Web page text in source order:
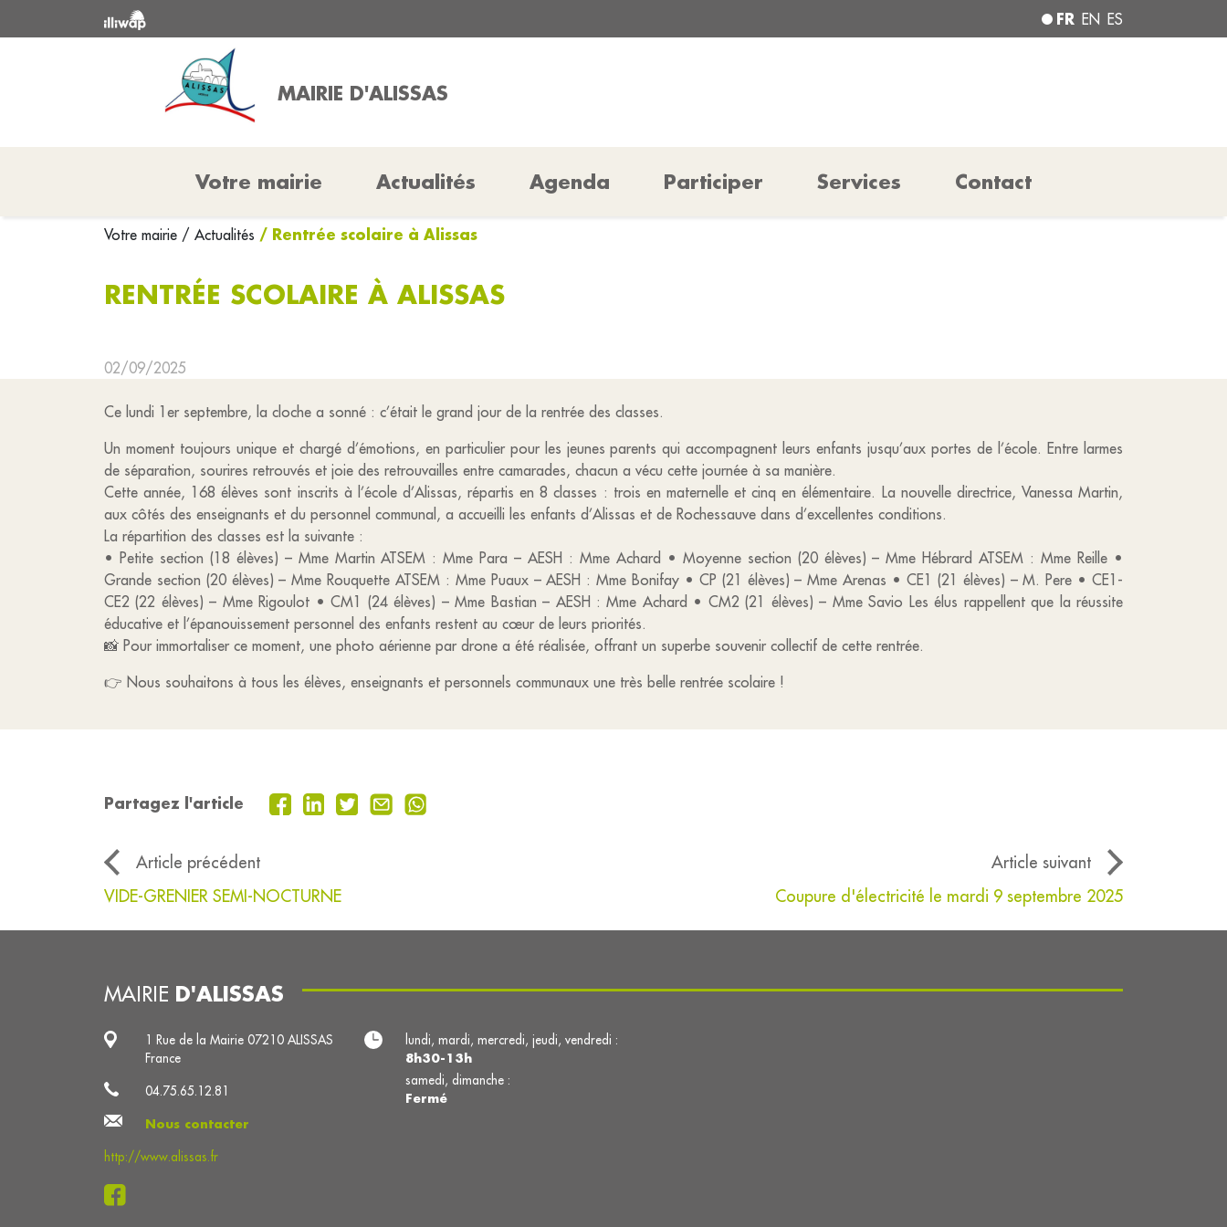
FR EN ES
MAIRIE D'ALISSAS
Votre mairie Actualités Agenda Participer Services Contact
Votre mairie / Actualités / Rentrée scolaire à Alissas
RENTRÉE SCOLAIRE À ALISSAS
02/09/2025
Ce lundi 1er septembre, la cloche a sonné : c’était le grand jour de la rentrée des classes.
Un moment toujours unique et chargé d’émotions, en particulier pour les jeunes parents qui accompagnent leurs enfants jusqu’aux portes de l’école. Entre larmes
de séparation, sourires retrouvés et joie des retrouvailles entre camarades, chacun a vécu cette journée à sa manière.
Cette année, 168 élèves sont inscrits à l’école d’Alissas, répartis en 8 classes : trois en maternelle et cinq en élémentaire. La nouvelle directrice, Vanessa Martin,
aux côtés des enseignants et du personnel communal, a accueilli les enfants d’Alissas et de Rochessauve dans d’excellentes conditions.
La répartition des classes est la suivante :
• Petite section (18 élèves) – Mme Martin ATSEM : Mme Para – AESH : Mme Achard • Moyenne section (20 élèves) – Mme Hébrard ATSEM : Mme Reille •
Grande section (20 élèves) – Mme Rouquette ATSEM : Mme Puaux – AESH : Mme Bonifay • CP (21 élèves) – Mme Arenas • CE1 (21 élèves) – M. Pere • CE1-
CE2 (22 élèves) – Mme Rigoulot • CM1 (24 élèves) – Mme Bastian – AESH : Mme Achard • CM2 (21 élèves) – Mme Savio Les élus rappellent que la réussite
éducative et l’épanouissement personnel des enfants restent au cœur de leurs priorités.
📸 Pour immortaliser ce moment, une photo aérienne par drone a été réalisée, offrant un superbe souvenir collectif de cette rentrée.
👉 Nous souhaitons à tous les élèves, enseignants et personnels communaux une très belle rentrée scolaire !
Partagez l'article
Article précédent
Article suivant
VIDE-GRENIER SEMI-NOCTURNE
Coupure d'électricité le mardi 9 septembre 2025
MAIRIE D'ALISSAS
1 Rue de la Mairie 07210 ALISSAS
France
04.75.65.12.81
Nous contacter
http://www.alissas.fr
lundi, mardi, mercredi, jeudi, vendredi :
8h30-13h
samedi, dimanche :
Fermé